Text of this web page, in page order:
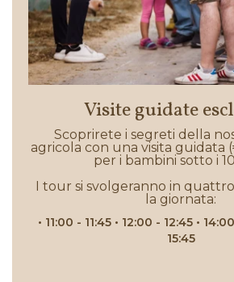
Visite guidate
Scoprirete i segreti della
agricola con una visita guidata
per i bambini sotto i
I tour si svolgeranno in
la giornata:
• 11:00 - 11:45 • 12:00 - 12:45 •
15:45